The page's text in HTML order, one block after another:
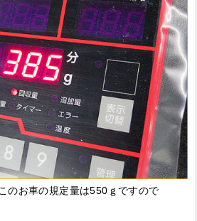
のお車の規定量は550ｇですので